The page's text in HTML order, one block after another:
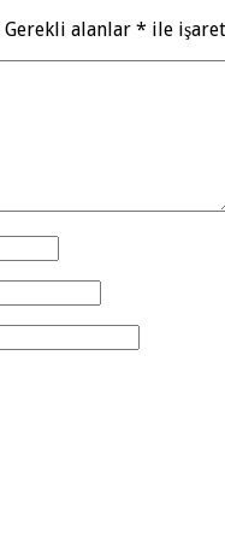
Gerekli alanlar * ile